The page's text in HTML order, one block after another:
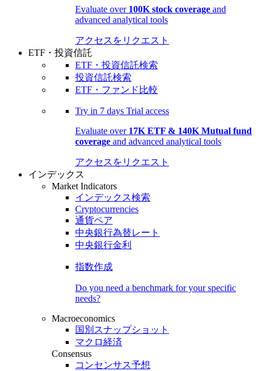
Evaluate over 100K stock coverage and
advanced analytical tools
アクセスをリクエスト
ETF・投資信託
ETF・投資信託検索
投資信託検索
ETF・ファンド比較
Try in 7 days Trial access
Evaluate over 17K ETF & 140K Mutual fund
coverage and advanced analytical tools
アクセスをリクエスト
インデックス
Market Indicators
インデックス検索
Cryptocurrencies
通貨ペア
中央銀行為替レート
中央銀行金利
指数作成
Do you need a benchmark for your specific
needs?
Macroeconomics
国別スナップショット
マクロ経済
Consensus
コンセンサス予想